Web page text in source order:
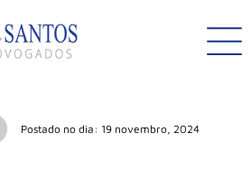
Postado no dia: 19 novembro, 2024